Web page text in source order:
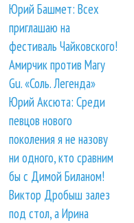
Юрий Башмет: Всех
приглашаю на
фестиваль Чайковского!
Амирчик против Mary
Gu. «Соль. Легенда»
Юрий Аксюта: Среди
певцов нового
поколения я не назову
ни одного, кто сравним
бы с Димой Биланом!
Виктор Дробыш залез
под стол, а Ирина